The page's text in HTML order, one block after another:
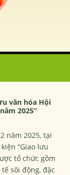
văn hóa Hội
2025”
năm 2025, tại
“Giao lưu
tổ chức gồm
sôi động, đặc